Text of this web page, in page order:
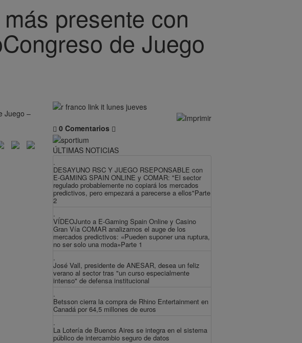
presente con
de Juego
0 Comentarios
ÚLTIMAS NOTICIAS
.
DESAYUNO RSC Y JUEGO RSEPONSABLE con
E-GAMING SPAIN ONLINE y COMAR: "El sector
regulado probablemente no copiará los mercados
predictivos, pero empezará a parecerse a ellos"Parte
2
.
VÍDEOJunto a E-Gaming Spain Online y Casino
Gran Vía COMAR analizamos el auge de los
mercados predictivos: «Pueden suponer una ruptura,
no ser solo una moda»Parte 1
.
José Vall, presidente de ANESAR, desea un feliz
verano al sector tras "un curso especialmente
intenso" de defensa institucional
.
Betsson cierra la compra de Rhino Entertainment en
Canadá por 64,5 millones de euros
.
La Lotería de Buenos Aires se integra en el sistema
público de intercambio seguro de datos